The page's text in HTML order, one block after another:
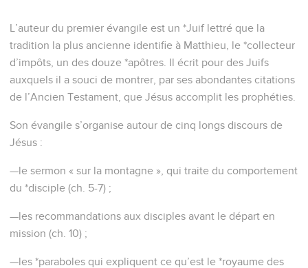
L’auteur du premier évangile est un *Juif lettré que la
tradition la plus ancienne identifie à Matthieu, le *collecteur
d’impôts, un des douze *apôtres. Il écrit pour des Juifs
auxquels il a souci de montrer, par ses abondantes citations
de l’Ancien Testament, que Jésus accomplit les prophéties.
Son évangile s’organise autour de cinq longs discours de
Jésus :
—le sermon « sur la montagne », qui traite du comportement
du *disciple (ch. 5-7) ;
—les recommandations aux disciples avant le départ en
mission (ch. 10) ;
—les *paraboles qui expliquent ce qu’est le *royaume des